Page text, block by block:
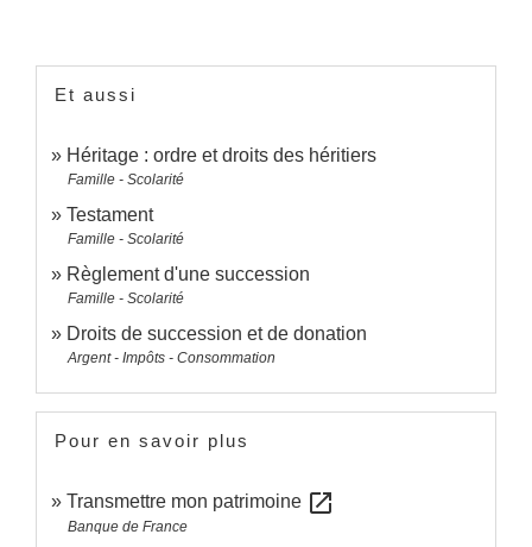
Et aussi
Héritage : ordre et droits des héritiers
Famille - Scolarité
Testament
Famille - Scolarité
Règlement d'une succession
Famille - Scolarité
Droits de succession et de donation
Argent - Impôts - Consommation
Pour en savoir plus
Transmettre mon patrimoine open_in_new
Banque de France